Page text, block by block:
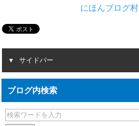
にほんブログ村
サイドバー
ブログ内検索